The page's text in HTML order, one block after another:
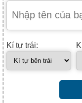
Kí tự trái: